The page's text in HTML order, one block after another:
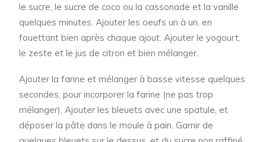
le sucre, le sucre de coco ou la cassonade et la vanille
quelques minutes. Ajouter les oeufs un à un, en
fouettant bien après chaque ajout. Ajouter le yogourt,
le zeste et le jus de citron et bien mélanger.
Ajouter la farine et mélanger à basse vitesse quelques
secondes, pour incorporer la farine (ne pas trop
mélanger). Ajouter les bleuets avec une spatule, et
déposer la pâte dans le moule à pain. Garnir de